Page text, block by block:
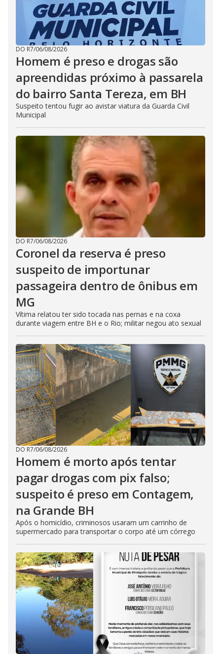
DO R7/06/08/2026
Homem é preso e drogas são
apreendidas próximo à passarela
do bairro Santa Tereza, em BH
Suspeito tentou fugir ao avistar viatura da Guarda Civil
Municipal
DO R7/06/08/2026
Coronel da reserva é preso
suspeito de importunar
passageira dentro de ônibus em
MG
Vítima relatou ter sido tocada nas pernas e na coxa
durante viagem entre BH e o Rio; militar negou ato sexual
DO R7/06/08/2026
Homem é morto após tentar
pagar drogas com pix falso;
suspeito é preso em Contagem,
na Grande BH
Após o homicídio, criminosos usaram um carrinho de
supermercado para transportar o corpo até um córrego